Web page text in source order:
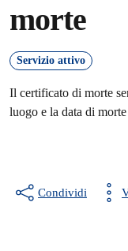
morte
Servizio attivo
Il certificato di morte
luogo e la data di
Condividi